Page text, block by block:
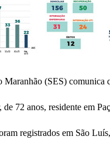
Maranhão (SES)
72 anos, residente em
registrados em São